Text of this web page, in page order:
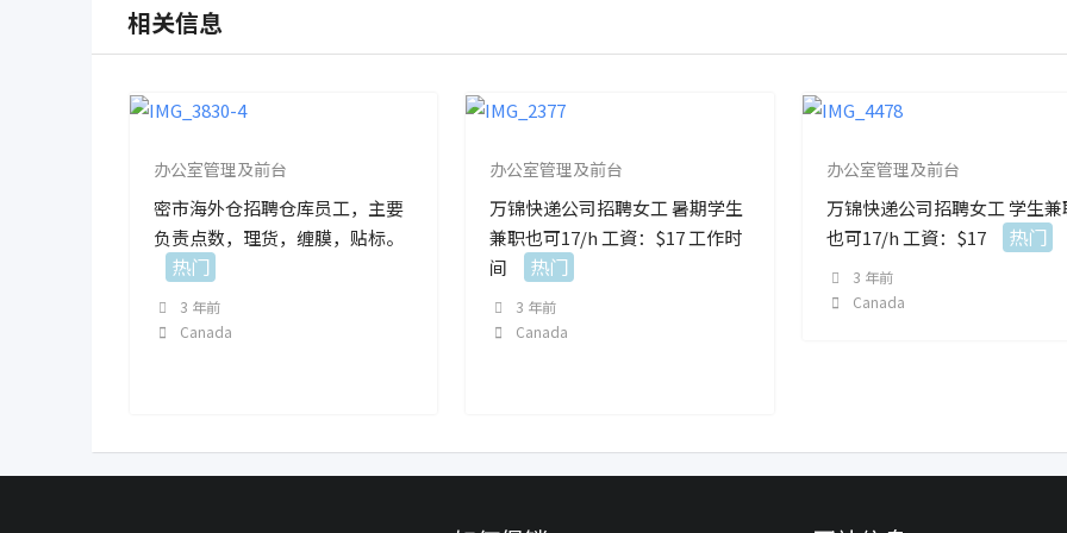
相关信息
办公室管理及前台
密市海外仓招聘仓库员工，主要
负责点数，理货，缠膜，贴标。
热门
3 年前
Canada
办公室管理及前台
万锦快递公司招聘女工 暑期学生
兼职也可17/h 工資：$17 工作时
间
热门
3 年前
Canada
办公室管理及前台
万锦快递公司招聘女工 学生兼
也可17/h 工資：$17
热门
3 年前
Canada